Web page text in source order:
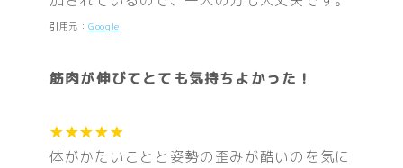
引用元： Google
筋肉が伸びてとても気持ちよかった！
★★★★★
体がかたいことと姿勢の歪みが酷いのを気に